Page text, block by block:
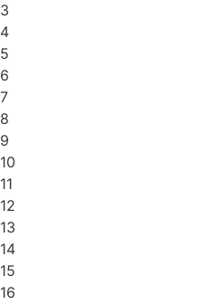
3
4
5
6
7
8
9
10
11
12
13
14
15
16